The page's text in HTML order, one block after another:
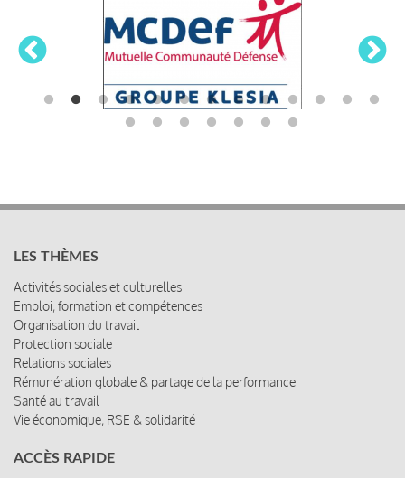
LES THÈMES
Activités sociales et culturelles
Emploi, formation et compétences
Organisation du travail
Protection sociale
Relations sociales
Rémunération globale & partage de la performance
Santé au travail
Vie économique, RSE & solidarité
ACCÈS RAPIDE